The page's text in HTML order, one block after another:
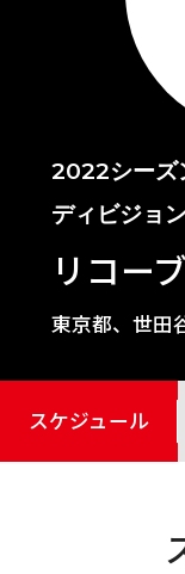
2022シーズ
ディビジョ
リコー
東京都、世田
スケジュール